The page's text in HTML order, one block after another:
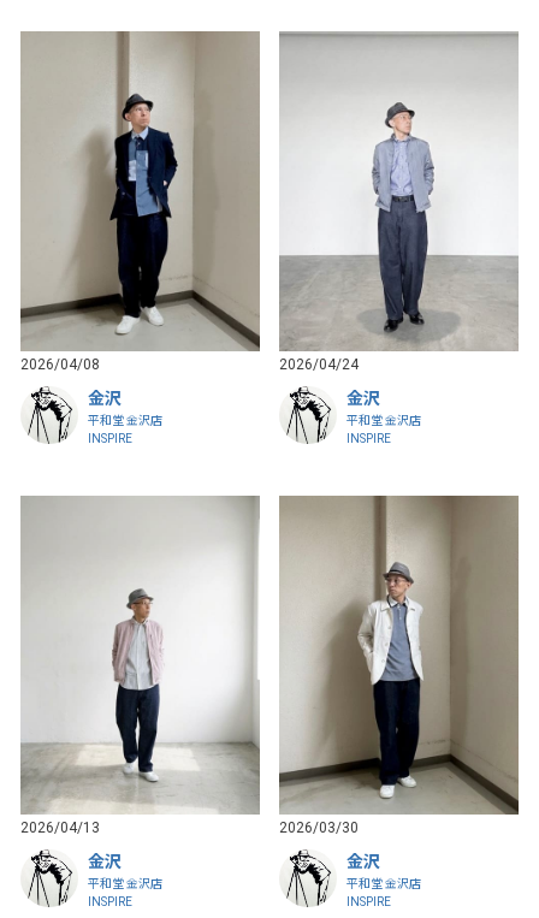
2026/04/08
金沢
平和堂 金沢店
INSPIRE
2026/04/24
金沢
平和堂 金沢店
INSPIRE
2026/04/13
金沢
平和堂 金沢店
INSPIRE
2026/03/30
金沢
平和堂 金沢店
INSPIRE